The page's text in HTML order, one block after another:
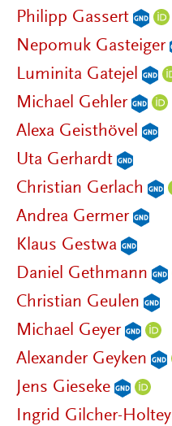
Philipp Gassert
Nepomuk Gasteiger
Luminita Gatejel
Michael Gehler
Alexa Geisthövel
Uta Gerhardt
Christian Gerlach
Andrea Germer
Klaus Gestwa
Daniel Gethmann
Christian Geulen
Michael Geyer
Alexander Geyken
Jens Gieseke
Ingrid Gilcher-Holtey